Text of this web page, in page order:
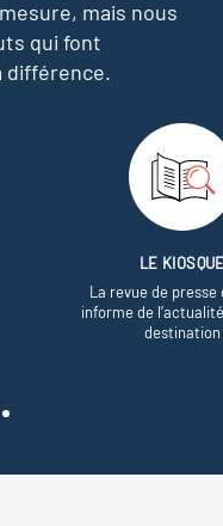
mais nous
qui font
différence.
LE
La revue de presse
informe de
destination